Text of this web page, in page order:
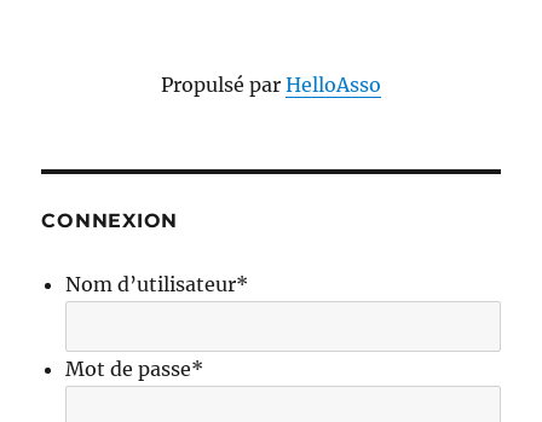
Propulsé par HelloAsso
CONNEXION
Nom d’utilisateur*
Mot de passe*